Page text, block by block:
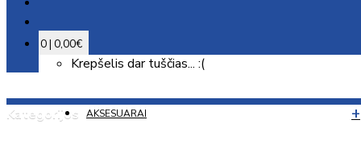
0 | 0,00€
Krepšelis dar tuščias... :(
Kategorijos AKSESUARAI